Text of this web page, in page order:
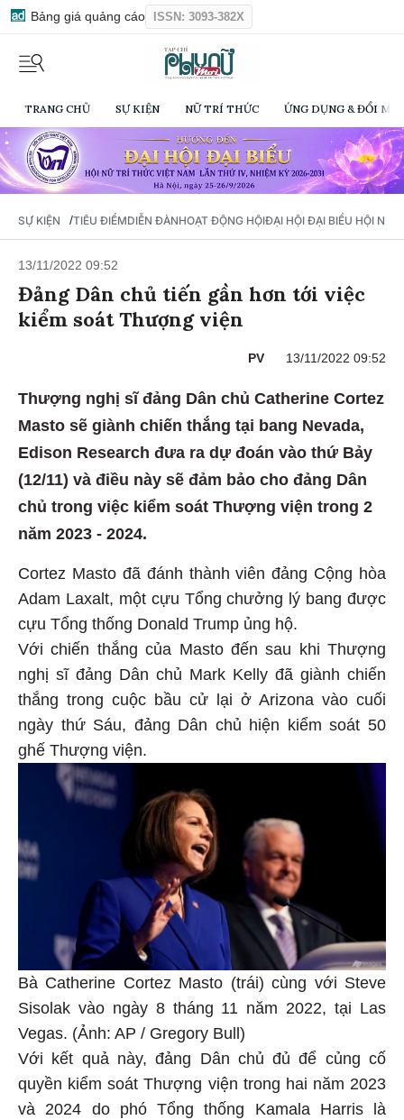
Bảng giá quảng cáo ISSN: 3093-382X
TRANG CHỦ SỰ KIỆN NỮ TRÍ THỨC ỨNG DỤNG & ĐỔI
SỰ KIỆN /TIÊU ĐIỂMDIỄN ĐÀNHOẠT ĐỘNG HỘIĐẠI HỘI ĐẠI BIỂU HỘI NỮ
13/11/2022 09:52
Đảng Dân chủ tiến gần hơn tới việc
kiểm soát Thượng viện
PV 13/11/2022 09:52
Thượng nghị sĩ đảng Dân chủ Catherine Cortez
Masto sẽ giành chiến thắng tại bang Nevada,
Edison Research đưa ra dự đoán vào thứ Bảy
(12/11) và điều này sẽ đảm bảo cho đảng Dân
chủ trong việc kiểm soát Thượng viện trong 2
năm 2023 - 2024.
Cortez Masto đã đánh thành viên đảng Cộng hòa
Adam Laxalt, một cựu Tổng chưởng lý bang được
cựu Tổng thống Donald Trump ủng hộ.
Với chiến thắng của Masto đến sau khi Thượng
nghị sĩ đảng Dân chủ Mark Kelly đã giành chiến
thắng trong cuộc bầu cử lại ở Arizona vào cuối
ngày thứ Sáu, đảng Dân chủ hiện kiểm soát 50
ghế Thượng viện.
Bà Catherine Cortez Masto (trái) cùng với Steve
Sisolak vào ngày 8 tháng 11 năm 2022, tại Las
Vegas. (Ảnh: AP / Gregory Bull)
Với kết quả này, đảng Dân chủ đủ để củng cố
quyền kiểm soát Thượng viện trong hai năm 2023
và 2024 do phó Tổng thống Kamala Harris là